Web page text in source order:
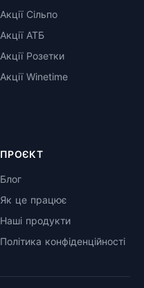
Акції Сільпо
Акції АТБ
Акції Розетки
Акції Winetime
ПРОЄКТ
Блог
Як це працює
Наші продукти
Політика конфіденційності